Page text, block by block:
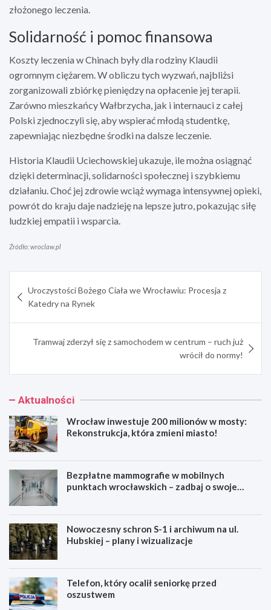
złożonego leczenia.
Solidarność i pomoc finansowa
Koszty leczenia w Chinach były dla rodziny Klaudii
ogromnym ciężarem. W obliczu tych wyzwań, najbliżsi
zorganizowali zbiórkę pieniędzy na opłacenie jej terapii.
Zarówno mieszkańcy Wałbrzycha, jak i internauci z całej
Polski zjednoczyli się, aby wspierać młodą studentkę,
zapewniając niezbędne środki na dalsze leczenie.
Historia Klaudii Uciechowskiej ukazuje, ile można osiągnąć
dzięki determinacji, solidarności społecznej i szybkiemu
działaniu. Choć jej zdrowie wciąż wymaga intensywnej opieki,
powrót do kraju daje nadzieję na lepsze jutro, pokazując siłę
ludzkiej empatii i wsparcia.
Źródło: wroclaw.pl
wpisu
Uroczystości Bożego Ciała we Wrocławiu: Procesja z
Katedry na Rynek
Tramwaj zderzył się z samochodem w centrum – ruch już
wrócił do normy!
Aktualności
Wrocław inwestuje 200 milionów w mosty:
Rekonstrukcja, która zmieni miasto!
Bezpłatne mammografie w mobilnych
punktach wrocławskich – zadbaj o swoje
Nowoczesny schron S-1 i archiwum na ul.
Hubskiej – plany i wizualizacje
Telefon, który ocalił seniorkę przed
oszustwem